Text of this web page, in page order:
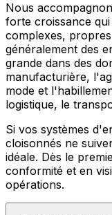
Nous
forte croissance
complexes,
généralement des
grande dans des
manufacturière,
mode et
logistique, le
Si vos systèmes
cloisonnés ne
idéale. Dès le
conformité et en
opérations.